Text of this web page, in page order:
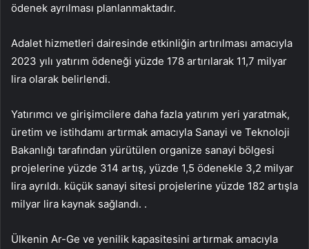
ödenek ayrılması planlanmaktadır.
Adalet hizmetleri dairesinde etkinliğin artırılması amacıyla
2023 yılı yatırım ödeneği yüzde 178 artırılarak 11,7 milyar
lira olarak belirlendi.
Yatırımcı ve girişimcilere daha fazla yatırım yeri yaratmak,
üretim ve istihdamı artırmak amacıyla Sanayi ve Teknoloji
Bakanlığı tarafından yürütülen organize sanayi bölgesi
projelerine yüzde 314 artış, yüzde 1,5 ödenekle 3,2 milyar
lira ayrıldı. küçük sanayi sitesi projelerine yüzde 182 artışla
milyar lira kaynak sağlandı. .
Ülkenin Ar-Ge ve yenilik kapasitesini artırmak amacıyla